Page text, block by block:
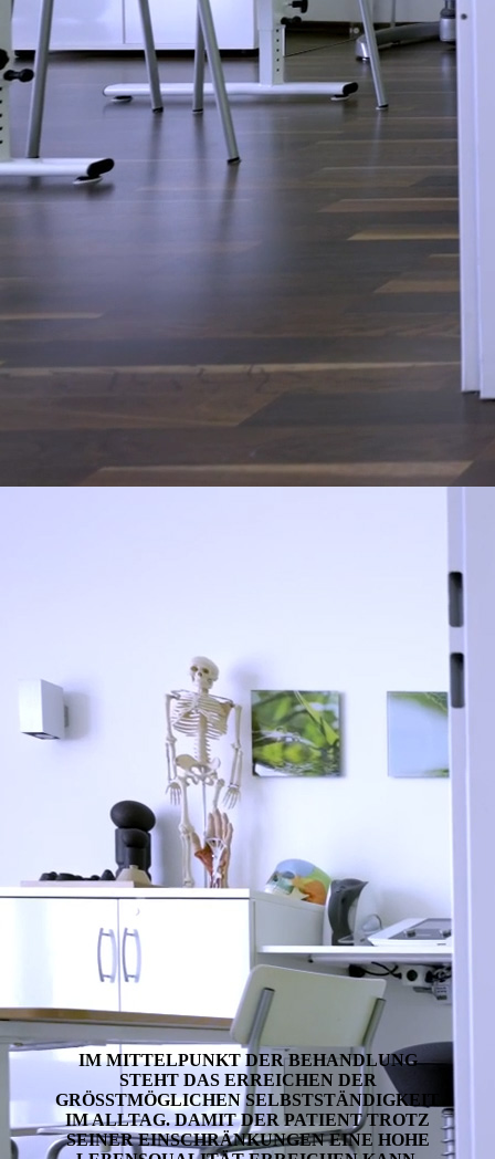
IM MITTELPUNKT DER BEHANDLUNG
STEHT DAS ERREICHEN DER
GRÖSSTMÖGLICHEN SELBST­STÄNDIG­KEIT
IM ALLTAG. DAMIT DER PATIENT TROTZ
SEINER EINSCHRÄNKUNGEN EINE HOHE